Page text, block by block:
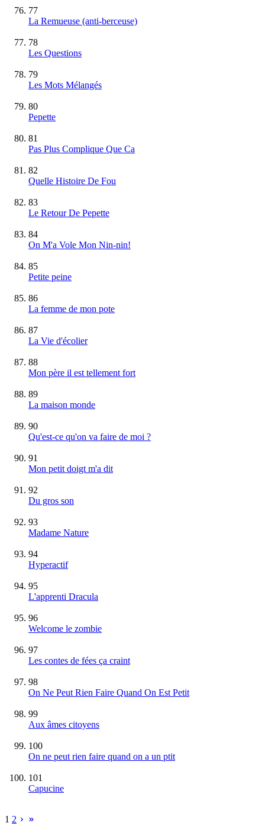
77
La Remueuse (anti-berceuse)
78
Les Questions
79
Les Mots Mélangés
80
Pepette
81
Pas Plus Complique Que Ca
82
Quelle Histoire De Fou
83
Le Retour De Pepette
84
On M'a Vole Mon Nin-nin!
85
Petite peine
86
La femme de mon pote
87
La Vie d'écolier
88
Mon père il est tellement fort
89
La maison monde
90
Qu'est-ce qu'on va faire de moi ?
91
Mon petit doigt m'a dit
92
Du gros son
93
Madame Nature
94
Hyperactif
95
L'apprenti Dracula
96
Welcome le zombie
97
Les contes de fées ça craint
98
On Ne Peut Rien Faire Quand On Est Petit
99
Aux âmes citoyens
100
On ne peut rien faire quand on a un ptit
101
Capucine
1 2